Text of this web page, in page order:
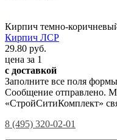
Кирпич темно-
Кирпич ЛСР
29.80 руб.
цена за 1
с доставкой
Заполните все поля
Сообщение отправлено.
«СтройСитиКомплект»
8 (495) 320-02-01